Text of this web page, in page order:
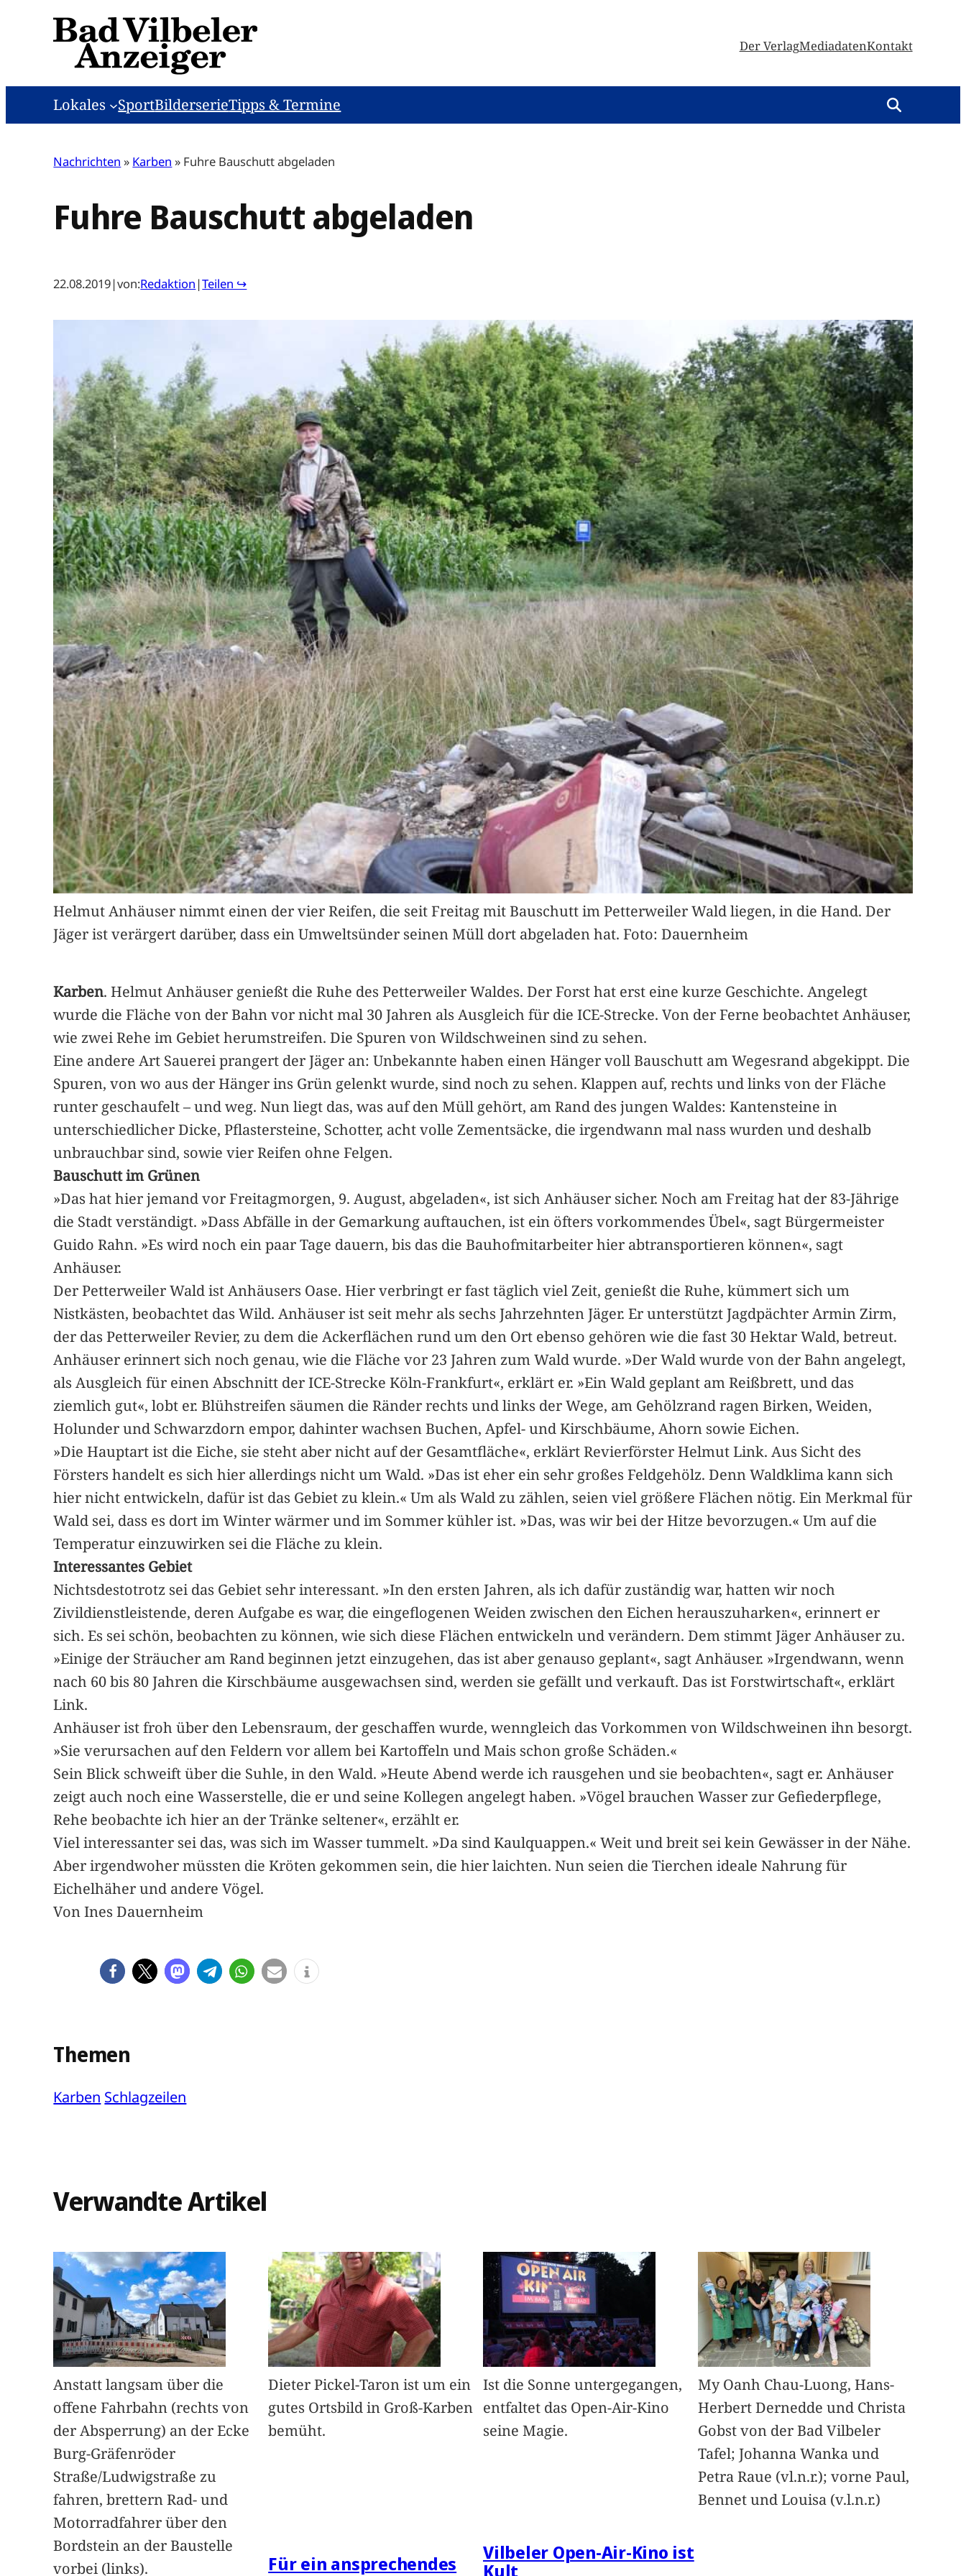
Der VerlagMediadatenKontakt
Lokales SportBilderserieTipps & Termine
Nachrichten » Karben » Fuhre Bauschutt abgeladen
Fuhre Bauschutt abgeladen
22.08.2019|von:Redaktion |Teilen ↪
Helmut Anhäuser nimmt einen der vier Reifen, die seit Freitag mit Bauschutt im Petterweiler Wald liegen, in die Hand. Der
Jäger ist verärgert darüber, dass ein Umweltsünder seinen Müll dort abgeladen hat. Foto: Dauernheim
Karben. Helmut Anhäuser genießt die Ruhe des Petterweiler Waldes. Der Forst hat erst eine kurze Geschichte. Angelegt
wurde die Fläche von der Bahn vor nicht mal 30 Jahren als Ausgleich für die ICE-Strecke. Von der Ferne beobachtet Anhäuser,
wie zwei Rehe im Gebiet herumstreifen. Die Spuren von Wildschweinen sind zu sehen.
Eine andere Art Sauerei prangert der Jäger an: Unbekannte haben einen Hänger voll Bauschutt am Wegesrand abgekippt. Die
Spuren, von wo aus der Hänger ins Grün gelenkt wurde, sind noch zu sehen. Klappen auf, rechts und links von der Fläche
runter geschaufelt – und weg. Nun liegt das, was auf den Müll gehört, am Rand des jungen Waldes: Kantensteine in
unterschiedlicher Dicke, Pflastersteine, Schotter, acht volle Zementsäcke, die irgendwann mal nass wurden und deshalb
unbrauchbar sind, sowie vier Reifen ohne Felgen.
Bauschutt im Grünen
»Das hat hier jemand vor Freitagmorgen, 9. August, abgeladen«, ist sich Anhäuser sicher. Noch am Freitag hat der 83-Jährige
die Stadt verständigt. »Dass Abfälle in der Gemarkung auftauchen, ist ein öfters vorkommendes Übel«, sagt Bürgermeister
Guido Rahn. »Es wird noch ein paar Tage dauern, bis das die Bauhofmitarbeiter hier abtransportieren können«, sagt
Anhäuser.
Der Petterweiler Wald ist Anhäusers Oase. Hier verbringt er fast täglich viel Zeit, genießt die Ruhe, kümmert sich um
Nistkästen, beobachtet das Wild. Anhäuser ist seit mehr als sechs Jahrzehnten Jäger. Er unterstützt Jagdpächter Armin Zirm,
der das Petterweiler Revier, zu dem die Ackerflächen rund um den Ort ebenso gehören wie die fast 30 Hektar Wald, betreut.
Anhäuser erinnert sich noch genau, wie die Fläche vor 23 Jahren zum Wald wurde. »Der Wald wurde von der Bahn angelegt,
als Ausgleich für einen Abschnitt der ICE-Strecke Köln-Frankfurt«, erklärt er. »Ein Wald geplant am Reißbrett, und das
ziemlich gut«, lobt er. Blühstreifen säumen die Ränder rechts und links der Wege, am Gehölzrand ragen Birken, Weiden,
Holunder und Schwarzdorn empor, dahinter wachsen Buchen, Apfel- und Kirschbäume, Ahorn sowie Eichen.
»Die Hauptart ist die Eiche, sie steht aber nicht auf der Gesamtfläche«, erklärt Revierförster Helmut Link. Aus Sicht des
Försters handelt es sich hier allerdings nicht um Wald. »Das ist eher ein sehr großes Feldgehölz. Denn Waldklima kann sich
hier nicht entwickeln, dafür ist das Gebiet zu klein.« Um als Wald zu zählen, seien viel größere Flächen nötig. Ein Merkmal für
Wald sei, dass es dort im Winter wärmer und im Sommer kühler ist. »Das, was wir bei der Hitze bevorzugen.« Um auf die
Temperatur einzuwirken sei die Fläche zu klein.
Interessantes Gebiet
Nichtsdestotrotz sei das Gebiet sehr interessant. »In den ersten Jahren, als ich dafür zuständig war, hatten wir noch
Zivildienstleistende, deren Aufgabe es war, die eingeflogenen Weiden zwischen den Eichen herauszuharken«, erinnert er
sich. Es sei schön, beobachten zu können, wie sich diese Flächen entwickeln und verändern. Dem stimmt Jäger Anhäuser zu.
»Einige der Sträucher am Rand beginnen jetzt einzugehen, das ist aber genauso geplant«, sagt Anhäuser. »Irgendwann, wenn
nach 60 bis 80 Jahren die Kirschbäume ausgewachsen sind, werden sie gefällt und verkauft. Das ist Forstwirtschaft«, erklärt
Link.
Anhäuser ist froh über den Lebensraum, der geschaffen wurde, wenngleich das Vorkommen von Wildschweinen ihn besorgt.
»Sie verursachen auf den Feldern vor allem bei Kartoffeln und Mais schon große Schäden.«
Sein Blick schweift über die Suhle, in den Wald. »Heute Abend werde ich rausgehen und sie beobachten«, sagt er. Anhäuser
zeigt auch noch eine Wasserstelle, die er und seine Kollegen angelegt haben. »Vögel brauchen Wasser zur Gefiederpflege,
Rehe beobachte ich hier an der Tränke seltener«, erzählt er.
Viel interessanter sei das, was sich im Wasser tummelt. »Da sind Kaulquappen.« Weit und breit sei kein Gewässer in der Nähe.
Aber irgendwoher müssten die Kröten gekommen sein, die hier laichten. Nun seien die Tierchen ideale Nahrung für
Eichelhäher und andere Vögel.
Von Ines Dauernheim
Themen
Karben Schlagzeilen
Verwandte Artikel
Anstatt langsam über die
offene Fahrbahn (rechts von
der Absperrung) an der Ecke
Burg-Gräfenröder
Straße/Ludwigstraße zu
fahren, brettern Rad- und
Motorradfahrer über den
Bordstein an der Baustelle
vorbei (links).
Dieter Pickel-Taron ist um ein
gutes Ortsbild in Groß-Karben
bemüht.
Für ein ansprechendes
Ist die Sonne untergegangen,
entfaltet das Open-Air-Kino
seine Magie.
Vilbeler Open-Air-Kino ist
Kult
My Oanh Chau-Luong, Hans-
Herbert Dernedde und Christa
Gobst von der Bad Vilbeler
Tafel; Johanna Wanka und
Petra Raue (vl.n.r.); vorne Paul,
Bennet und Louisa (v.l.n.r.)